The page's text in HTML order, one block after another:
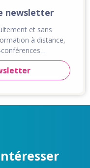
newsletter
et sans
à distance,